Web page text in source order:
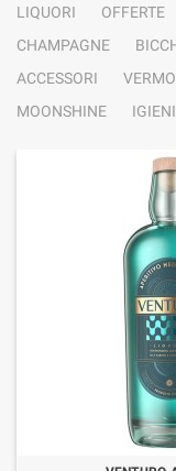
LIQUORI
OFFERTE
CHAMPAGNE
ACCESSORI
MOONSHINE